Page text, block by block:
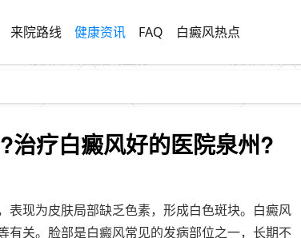
来院路线 健康资讯 FAQ 白癜风热点
治疗白癜风好的医院泉州?
表现为皮肤局部缺乏色素，形成白色斑块。白癜风
关。脸部是白癜风常见的发病部位之一，长期不